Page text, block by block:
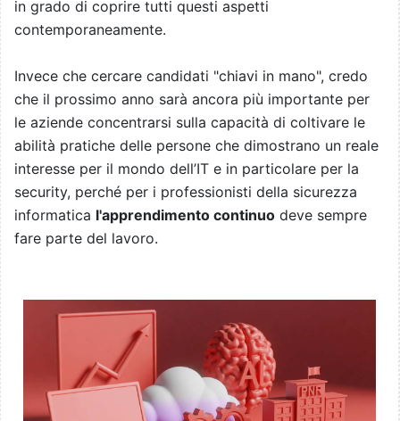
in grado di coprire tutti questi aspetti
contemporaneamente.
Invece che cercare candidati "chiavi in mano", credo
che il prossimo anno sarà ancora più importante per
le aziende concentrarsi sulla capacità di coltivare le
abilità pratiche delle persone che dimostrano un reale
interesse per il mondo dell’IT e in particolare per la
security, perché per i professionisti della sicurezza
informatica l'apprendimento continuo deve sempre
fare parte del lavoro.